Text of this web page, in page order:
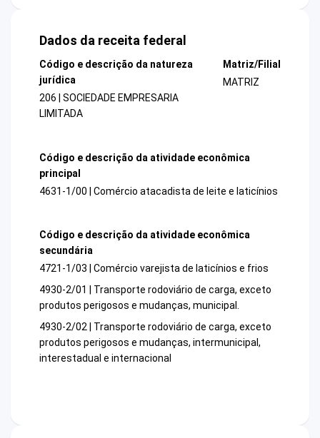
Dados da receita federal
Código e descrição da natureza
jurídica
206 | SOCIEDADE EMPRESARIA
LIMITADA
Matriz/Filial
MATRIZ
Código e descrição da atividade econômica
principal
4631-1/00 | Comércio atacadista de leite e laticínios
Código e descrição da atividade econômica
secundária
4721-1/03 | Comércio varejista de laticínios e frios
4930-2/01 | Transporte rodoviário de carga, exceto
produtos perigosos e mudanças, municipal.
4930-2/02 | Transporte rodoviário de carga, exceto
produtos perigosos e mudanças, intermunicipal,
interestadual e internacional